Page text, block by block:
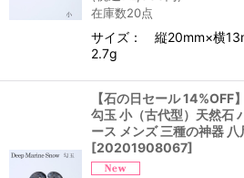
在庫数20点
サイズ： 縦20mm×横
2.7g
【石の日セール 14%OFF
勾玉 小（古代型）天然石
ース メンズ 三種の神器 八
[20201908067]